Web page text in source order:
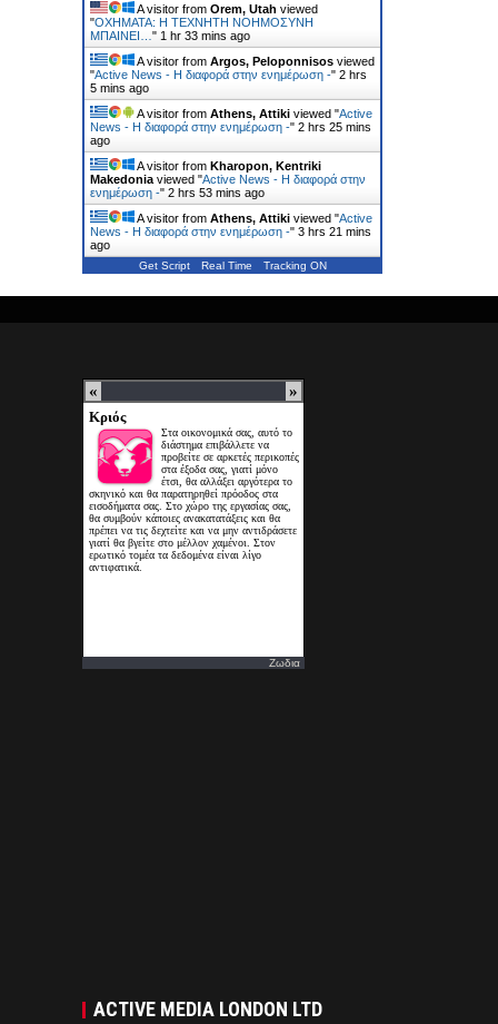
A visitor from Orem, Utah viewed
"ΟΧΗΜΑΤΑ: Η ΤΕΧΝΗΤΗ ΝΟΗΜΟΣΥΝΗ
ΜΠΑΙΝΕΙ… " 1 hr 33 mins ago
A visitor from Argos, Peloponnisos viewed
"Active News - Η διαφορά στην ενημέρωση -" 2 hrs
5 mins ago
A visitor from Athens, Attiki viewed "Active
News - Η διαφορά στην ενημέρωση -" 2 hrs 25 mins
ago
A visitor from Kharopon, Kentriki
Makedonia viewed "Active News - Η διαφορά στην
ενημέρωση -" 2 hrs 53 mins ago
A visitor from Athens, Attiki viewed "Active
News - Η διαφορά στην ενημέρωση -" 3 hrs 21 mins
ago
Get Script Real Time Tracking ON
Ζωδια
ACTIVE MEDIA LONDON LTD